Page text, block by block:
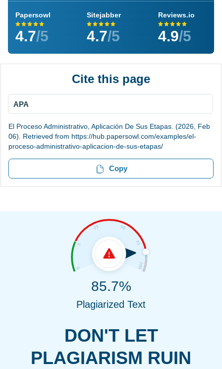
Papersowl
4.7/5
Sitejabber
4.7/5
Reviews.io
4.9/5
Cite this page
APA
El Proceso Administrativo, Aplicación De Sus Etapas. (2026, Feb
06). Retrieved from https://hub.papersowl.com/examples/el-
proceso-administrativo-aplicacion-de-sus-etapas/
Copy
DON'T LET
PLAGIARISM RUIN
85.7%
Plagiarized Text